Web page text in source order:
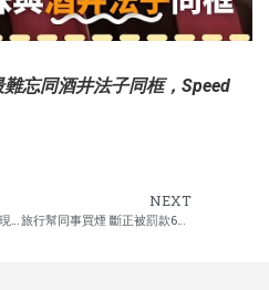
忘同酒井法子同框，Speed
阿姨有呢啲工作經驗 日日出現金好開心
NEXT
旅行幫同事買煙 斷正被罰款6000